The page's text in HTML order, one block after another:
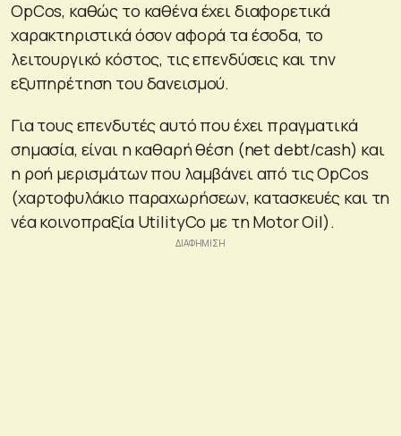
OpCos, καθώς το καθένα έχει διαφορετικά
χαρακτηριστικά όσον αφορά τα έσοδα, το
λειτουργικό κόστος, τις επενδύσεις και την
εξυπηρέτηση του δανεισμού.
Για τους επενδυτές αυτό που έχει πραγματικά
σημασία, είναι η καθαρή θέση (net debt/cash) και
η ροή μερισμάτων που λαμβάνει από τις OpCos
(χαρτοφυλάκιο παραχωρήσεων, κατασκευές και τη
νέα κοινοπραξία UtilityCo με τη Motor Oil).